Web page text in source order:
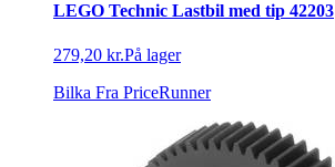
LEGO Technic Lastbil med tip 42203
279,20 kr.På lager
Bilka Fra PriceRunner